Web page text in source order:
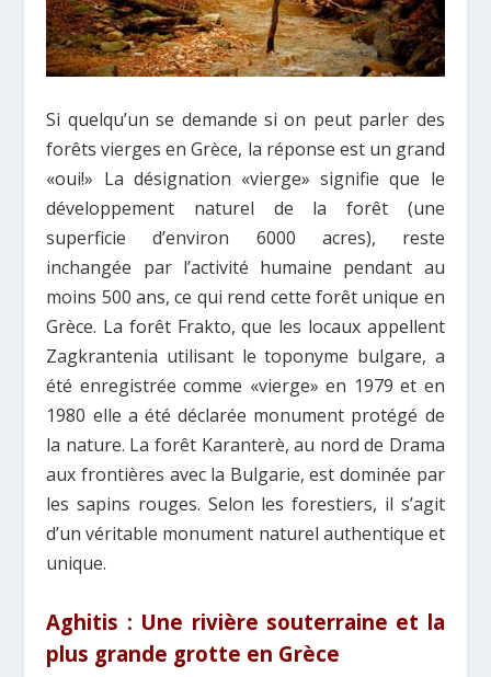
Si quelqu’un se demande si on peut parler des
forêts vierges en Grèce, la réponse est un grand
«oui!» La désignation «vierge» signifie que le
développement naturel de la forêt (une
superficie d’environ 6000 acres), reste
inchangée par l’activité humaine pendant au
moins 500 ans, ce qui rend cette forêt unique en
Grèce. La forêt Frakto, que les locaux appellent
Zagkrantenia utilisant le toponyme bulgare, a
été enregistrée comme «vierge» en 1979 et en
1980 elle a été déclarée monument protégé de
la nature. La forêt Karanterè, au nord de Drama
aux frontières avec la Bulgarie, est dominée par
les sapins rouges. Selon les forestiers, il s’agit
d’un véritable monument naturel authentique et
unique.
Aghitis : Une rivière souterraine et la
plus grande grotte en Grèce